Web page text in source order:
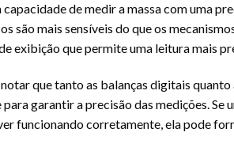
de medir a massa com uma
são mais sensíveis do que os
exibição que permite uma leitura mais
que tanto as balanças digitais
garantir a precisão das medições.
funcionando corretamente, ela pode